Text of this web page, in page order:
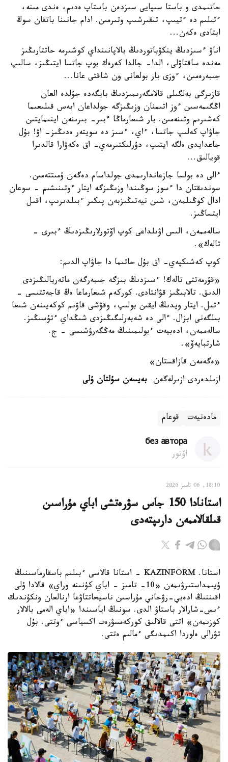
حاتىمدى و باستا سىپايى سىزدەن باستاپ ەدىم، ەندى مىنە،
ءتىلىم دە ءتيىپ، تىقىرشىپ وتىرمىن. ادام جانىنا باتقان سوڭ
ايتادى ەكەن...
اناۋ ءسىزدىڭ ينكۋباتوردىڭ بالاپانىنداي كوشىرمە حاتتارىڭىز
مەندە ساقتاۋلى، الدا- جالدا كەرەك بوپ جاتسا ايتىڭىز، سالىپ
جىبەرەمىن، ءوزى بار بولعانى ون شاقتى عانا...
قازىرگى بەلگىلى قالامگەرىمىزدىڭ بايگەدە جۇلدە العان
اڭگىمەسىن ءوز اتىمنان وزىڭىزگە جولداعان ابەس قىلىعىما
كەشىرىم وتىنەمىن. بار شىعارماڭا ءبىر- بىرىنەن اينىمايتىن
جاۋاپ كەلىپ جاتسا، ءاي، ءسىز دە سويتەر ەدىڭىز- اۋ! بۇل
جاعدايدى ەلگە ايتىپ، دۇرلىكتىرمەي- اق ەكەۋارا قالدىرا
قويالىق...
ءالى دە بولسا جازعاندارىمدى جولداسام دەگەن ۇمىتتەمىن.
سوندىقتان دا ءسوز سوڭىندا وزىڭىزگە ايتار ءوتىنىشىم - سوعان
ادال كوڭىلمەن، شىن نيەتىڭىزبەن پىكىر ءبىلدىرىپ، اقىل
ايتساڭىز.
سالەممەن، الىس اۋىلداعى كوپ اۆتورلارىڭىزدىڭ ءبىرى -
تالەك».
كوپ كەشىكپەي- اق بۇل حاتىما دا جاۋاپ الدىم:
«قۇرمەتتى تالەك! ءسىزدىڭ بىزگە جىبەرگەن ماتەريالىڭىزدى
الدىق. تالابىڭىز قۋانتادى. كوركەم شىعارماعا ەڭ قاجەتتىسى -
ءتىل. ايتار ويدىڭ ايقىن بولىپ، وقۋشى قاۋىم كوكەيىنەن شىعا
بىلگەنى ابزال. ءالى دە شەبەرلىگىڭىزدى شىڭداي ءتۇسىڭىز.
سالەممەن، ادەبيەت ءبولىمىنىڭ مەڭگەرۋشىسى - ج.
شارتبايەۆ».
«ەگەمەن قازاقستان»
ازىلدەردى ازىرلەگەن بەيسەن سۇلتان ۇلى
مادەنيەت قوعام
без автора
اۆتور
18:10, 06 تامىز 2026
استانادا 150 جاس سۋرەتشى اباي مۇراسىن
قىلقالاممەن دارىپتەدى
استانا. KAZINFORM - استانا قالاسى ءبىلىم باسقارماسىنىڭ
ۇيىمداستىرۋىمەن «10- تامىز - اباي كۇنىنە وراي» قالادا ۇلى
اقىننىڭ ادەبي-رۋحاني مۇراسىن ناسيحاتتاۋعا ارنالعان ونكۇندىك
ءىس-شارالار باستاۋ الدى. سونىڭ اياسىندا «اباي الەمى بالالار
كوزىمەن» اتتى قالالىق كوركەمسۋرەت اكسياسى ءوتتى. بۇل
تۋرالى ەلوردا اكىمدىگى ءمالىم ەتتى.